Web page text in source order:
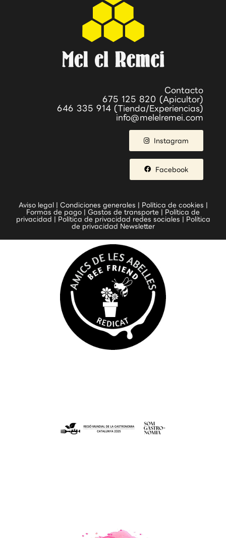
Contacto
675 125 820 (Apicultor)
646 335 914 (Tienda/Experiencias)
info@melelremei.com
Instagram
Facebook
Aviso legal Condiciones generales Política de cookies
Formas de pago
Gastos de transporte
Política de
privacidad
Política de privacidad redes sociales
Política
de privacidad Newsletter